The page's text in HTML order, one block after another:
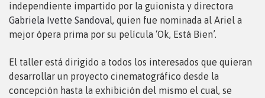
independiente impartido por la guionista y directora
Gabriela Ivette Sandoval, quien fue nominada al Ariel a
mejor ópera prima por su película ‘Ok, Está Bien’.
El taller está dirigido a todos los interesados que quieran
desarrollar un proyecto cinematográfico desde la
concepción hasta la exhibición del mismo el cual, se